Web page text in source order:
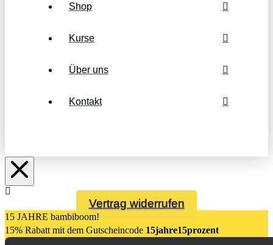
Shop
Kurse
Über uns
Kontakt
Vertrag widerrufen
15 JAHRE bambiboom!
15% Rabatt mit dem Gutscheincode 15jahre15prozent